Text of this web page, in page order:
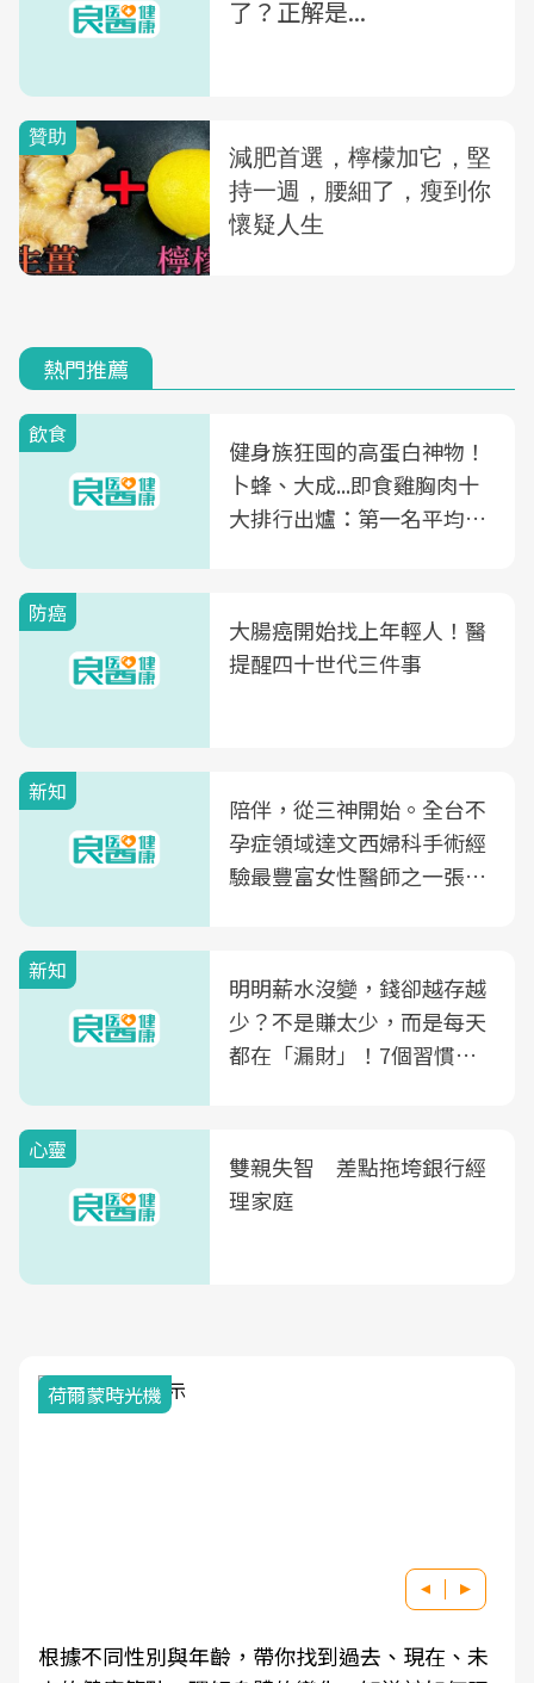
了？正解是...
熱門推薦
飲食
健身族狂囤的高蛋白神物！
卜蜂、大成...即食雞胸肉十
大排行出爐：第一名平均一
防癌
大腸癌開始找上年輕人！醫
提醒四十世代三件事
新知
陪伴，從三神開始。全台不
孕症領域達文西婦科手術經
驗最豐富女性醫師之一張永
光田醫院建構360度女性健
康照護生態圈
新知
明明薪水沒變，錢卻越存越
少？不是賺太少，而是每天
都在「漏財」！7個習慣一
心靈
雙親失智 差點拖垮銀行經
理家庭
荷爾蒙時光機
根據不同性別與年齡，帶你找到過去、現在、未